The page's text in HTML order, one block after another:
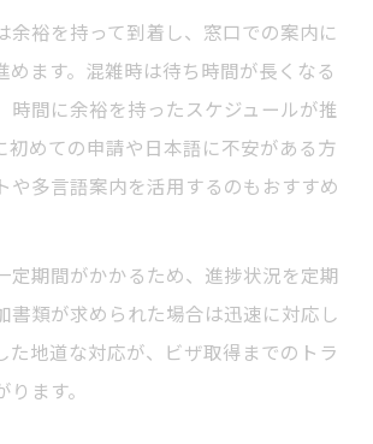
余裕を持って到着し、窓口での案内に
めます。混雑時は待ち時間が長くなる
時間に余裕を持ったスケジュールが推
初めての申請や日本語に不安がある方
や多言語案内を活用するのもおすすめ
定期間がかかるため、進捗状況を定期
書類が求められた場合は迅速に対応し
た地道な対応が、ビザ取得までのトラ
ます。